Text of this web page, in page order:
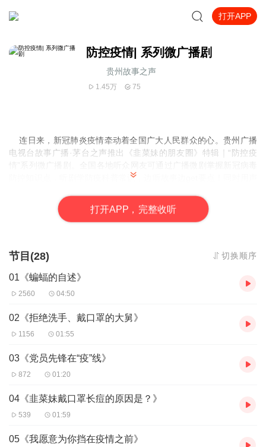
打开APP
防控疫情| 系列微广播剧
贵州故事之声
1.45万 75
连日来，新冠肺炎疫情牵动着全国广大人民群众的心。贵州广播
电视台故事广播·茅台之声推出《韭菜妹的朋友圈》特辑｜“防控疫
防控知识点，听剧学防疫科普常识，边听故事边get要点！同时用声
系列微剧风趣幽默、温情感人…各个剧集声入人心。在新媒体动静
app、喜马拉雅app以及故事广播全天的“众志成城抗疫情”特别直播
总 监 制：黄 蓓
编导/后期：王 喆
1、美丽姐：小可
4、
大舅 驻村干部：张强
6、懵圈圈/幺哥/党员/蝙蝠/旁白
和艳女儿/部分音效等：王喆
留言报名就有机会成为我们的特邀声音演员唷～你也可以成为我们
打开APP，完整收听
节目(28) 切换顺序
01《蝙蝠的自述》
2560 04:50
02《拒绝洗手、戴口罩的大舅》
1156 01:55
03《党员先锋在“疫”线》
872 01:20
04《韭菜妹戴口罩长痘的原因是？》
539 01:59
05《我愿意为你挡在疫情之前》